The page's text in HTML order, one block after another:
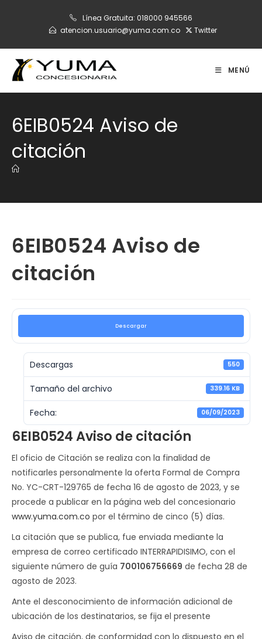
Línea Gratuita: 018000 945566
atencion.usuario@yuma.com.co
Twitter
MENÚ
6EIB0524 Aviso de
citación
6EIB0524 Aviso de
citación
Descargar
Descargas 550
Tamaño del archivo 339.16 KB
Fecha: 06/09/2023
6EIB0524 Aviso de citación
El oficio de Citación se realiza con la finalidad de
notificarles personalmente la oferta Formal de Compra
No. YC-CRT-129765 de fecha 16 de agosto de 2023, y se
procede a publicar en la página web del concesionario
www.yuma.com.co por el término de cinco (5) días.
La citación que se publica, fue enviada mediante la
empresa de correo certificado INTERRAPIDISIMO, con el
siguiente número de guía 700106756669 de fecha 28 de
agosto de 2023.
Ante el desconocimiento de información adicional de
ubicación de los destinatarios, se fija el presente
Aviso de citación, de conformidad con lo dispuesto en el